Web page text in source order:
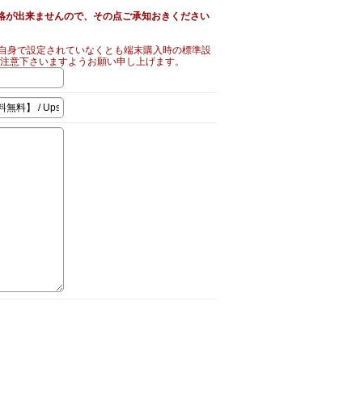
出来ませんので、その点ご承知おきください
身で設定されていなくとも端末購入時の標準設
意下さいますようお願い申し上げます。